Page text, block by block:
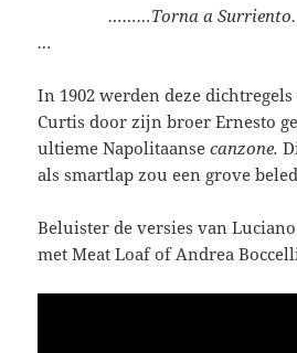
………Torna a Surriento…..
…
In 1902 werden deze
Curtis door zijn broer Ernesto
ultieme Napolitaansecanzone.
als smartlap zou een grove
Beluister de versies van
met Meat Loaf of Andrea